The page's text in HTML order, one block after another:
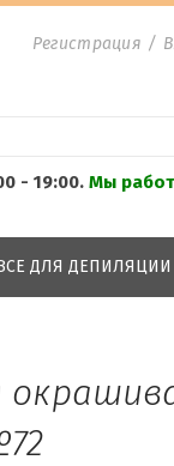
Регистрация /
- 19:00. Мы
ДЛЯ ДЕПИЛЯЦИИ